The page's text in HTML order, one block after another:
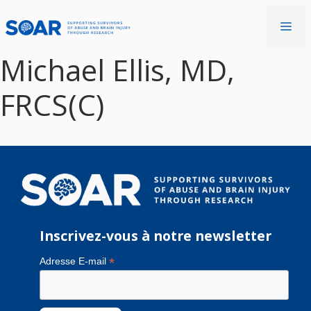
au
Michael Ellis, MD,
FRCS(C)
Inscrivez-vous à notre newsletter
Adresse E-mail *